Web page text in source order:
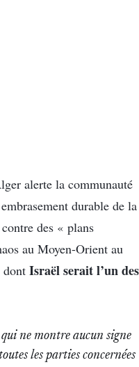
alerte la communauté
durable de la
des « plans
au Moyen-Orient au
dont Israël serait l’un des
ne montre aucun signe
les parties concernées